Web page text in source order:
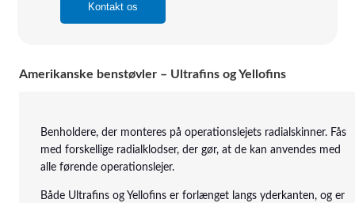
Kontakt os
Amerikanske benstøvler – Ultrafins og Yellofins
Benholdere, der monteres på operationslejets radialskinner. Fås
med forskellige radialklodser, der gør, at de kan anvendes med
alle førende operationslejer.
Både Ultrafins og Yellofins er forlænget langs yderkanten, og er